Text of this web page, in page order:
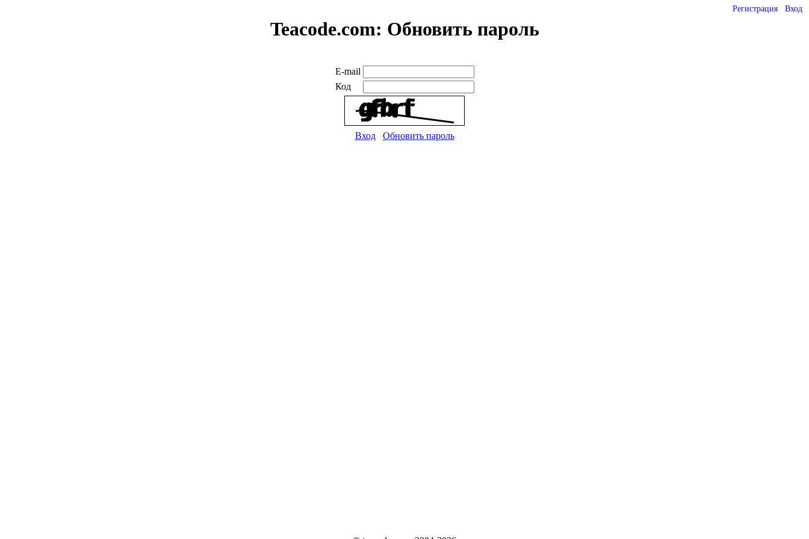
Регистрация Вход
Teacode.com: Обновить пароль
E-mail
Код
Вход Обновить пароль